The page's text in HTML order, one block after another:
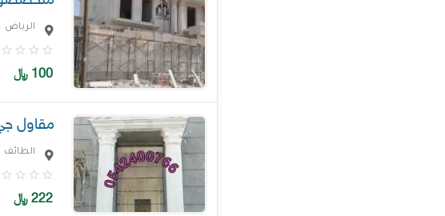
الرياض
100 ﷼
مقاول
الطائف
222 ﷼